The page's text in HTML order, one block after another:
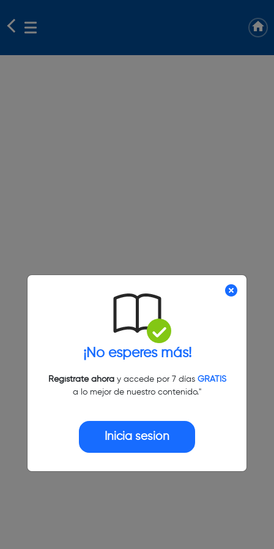
¡No esperes más!
Regístrate ahoray accede por 7 días GRATIS
a lo mejor de nuestro contenido."
Inicia sesión